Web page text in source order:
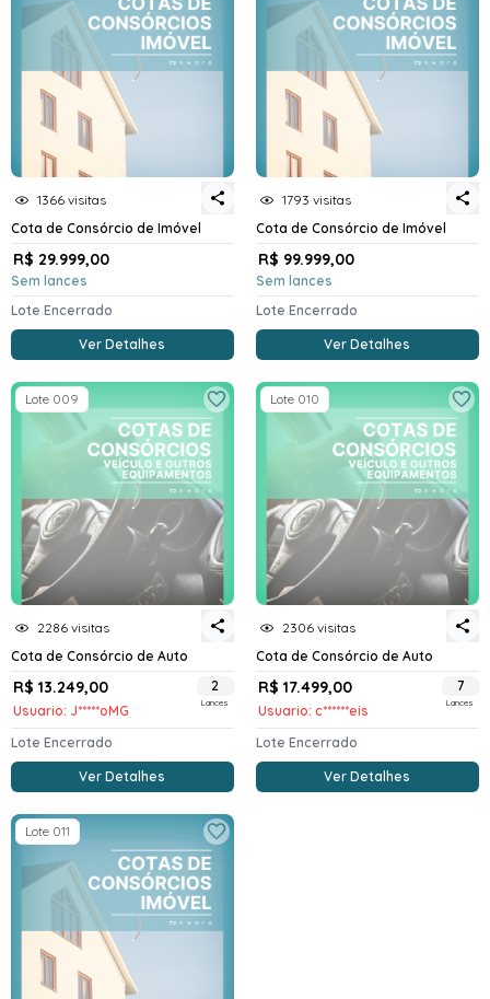
1366 visitas
Cota de Consórcio de Imóvel
R$ 29.999,00
Sem lances
Lote Encerrado
Ver Detalhes
1793 visitas
Cota de Consórcio de Imóvel
R$ 99.999,00
Sem lances
Lote Encerrado
Ver Detalhes
Lote 009
2286 visitas
Cota de Consórcio de Auto
R$ 13.249,00
Usuario: J*****oMG
2
Lances
Lote Encerrado
Ver Detalhes
Lote 010
2306 visitas
Cota de Consórcio de Auto
R$ 17.499,00
Usuario: c******eis
7
Lances
Lote Encerrado
Ver Detalhes
Lote 011